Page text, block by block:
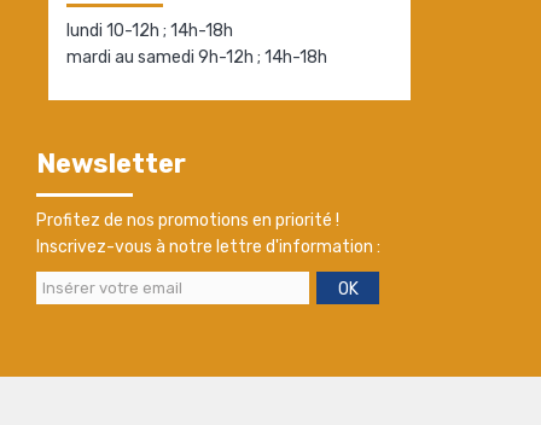
lundi 10-12h ; 14h-18h
mardi au samedi 9h-12h ; 14h-18h
Newsletter
Profitez de nos promotions en priorité !
Inscrivez-vous à notre lettre d'information :
OK